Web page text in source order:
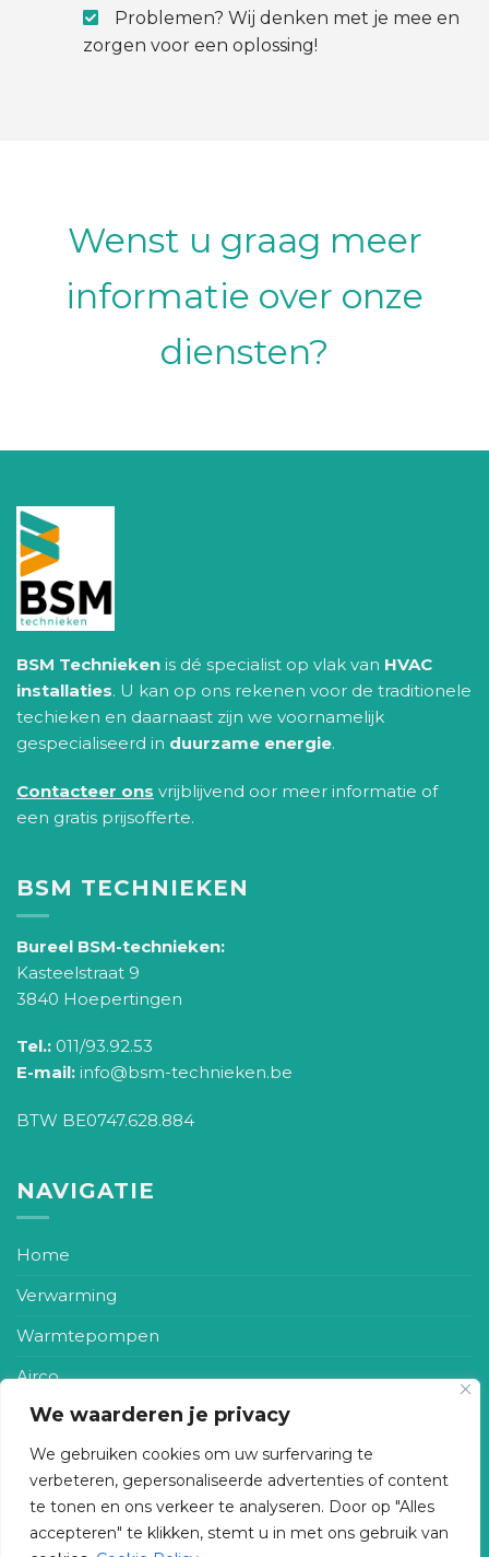
We waarderen je privacy
We gebruiken cookies om uw surfervaring te
verbeteren, gepersonaliseerde advertenties of content
te tonen en ons verkeer te analyseren. Door op "Alles
accepteren" te klikken, stemt u in met ons gebruik van
Problemen? Wij denken met je mee en
zorgen voor een oplossing!
Wenst u graag meer
informatie over onze
diensten?
BSM Technieken is dé specialist op vlak van HVAC
installaties. U kan op ons rekenen voor de traditionele
techieken en daarnaast zijn we voornamelijk
gespecialiseerd in duurzame energie.
Contacteer ons vrijblijvend oor meer informatie of
een gratis prijsofferte.
BSM TECHNIEKEN
Bureel BSM-technieken:
Kasteelstraat 9
3840 Hoepertingen
Tel.: 011/93.92.53
E-mail: info@bsm-technieken.be
BTW BE0747.628.884
NAVIGATIE
Home
Verwarming
Warmtepompen
Airco
Zonneboiler
Ventilatie
Realisaties
Contact